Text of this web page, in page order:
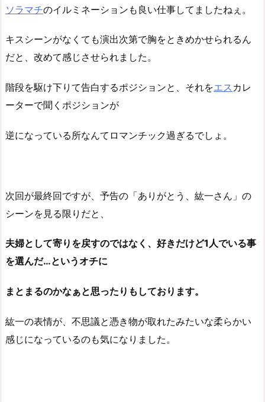
ソラマチのイルミネーションも良い仕事してましたねぇ。
キスシーンがなくても演出次第で胸をときめかせられるん
だと、改めて感じさせられました。
階段を駆け下りて告白するポジションと、それをエス カレ
ーターで聞くポジションが
逆になっている所なんてロマンチック過ぎるでしょ。
次回が最終回ですが、予告の「ありがとう、紘一さん」の
シーンを見る限りだと、
夫婦として寄りを戻すのではなく、好きだけど1人でいる事
を選んだ…というオチに
まとまるのかなぁと思ったりもしております。
紘一の表情が、不思議と憑き物が取れたみたいな柔らかい
感じになっているのも気になりました。